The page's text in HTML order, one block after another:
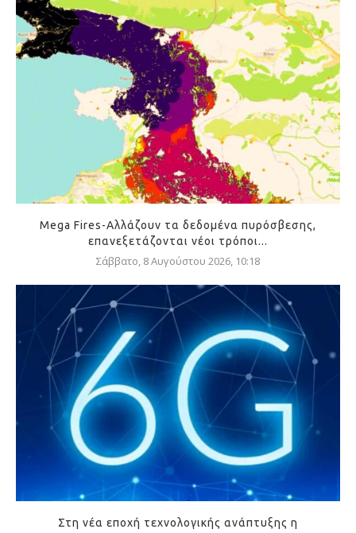
Mega Fires-Αλλάζουν τα δεδομένα πυρόσβεσης,
επανεξετάζονται νέοι τρόποι...
Σάββατο, 8 Αυγούστου 2026, 10:18
Στη νέα εποχή τεχνολογικής ανάπτυξης η